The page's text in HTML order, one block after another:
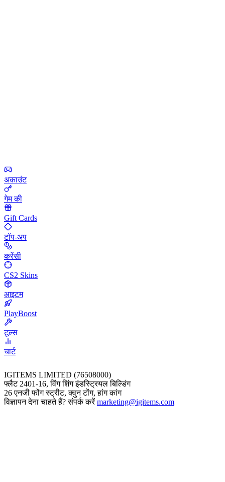
अकाउंट
गेम की
Gift Cards
टॉप-अप
करेंसी
CS2 Skins
आइटम
PlayBoost
टूल्स
चार्ट
IGITEMS LIMITED (76508000)
फ्लैट 2401-16, विंग शिंग इंडस्ट्रियल बिल्डिंग
26 एनजी फोंग स्ट्रीट, क्वुन टोंग, हांग कांग
विज्ञापन देना चाहते हैं? संपर्क करेंmarketing@igitems.com